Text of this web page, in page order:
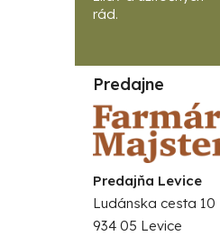
Predajne
Predajňa Levice
Ludánska cesta 10
934 05 Levice